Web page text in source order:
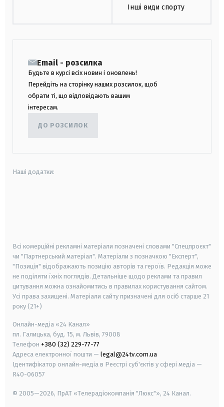
Інші види спорту
Email - розсилка
Будьте в курсі всіх новин і оновлень!
Перейдіть на сторінку наших розсилок, щоб
обрати ті, що відповідають вашим
інтересам.
ДО РОЗСИЛОК
Наші додатки:
Всі комерційні рекламні матеріали позначені словами "Спецпроєкт"
чи "Партнерський матеріал". Матеріали з позначкою "Експерт",
"Позиція" відображають позицію авторів та героїв. Редакція може
не поділяти їхніх поглядів. Детальніше щодо реклами та правил
цитування можна ознайомитись в правилах користування сайтом.
Усі права захищені. Матеріали сайту призначені для осіб старше 21
року (21+)
Онлайн-медіа «24 Канал»
пл. Галицька, буд. 15, м. Львів, 79008
Телефон +380 (32) 229-77-77
Адреса електронної пошти — legal@24tv.com.ua
Ідентифікатор онлайн-медіа в Реєстрі суб'єктів у сфері медіа —
R40-06057
© 2005—2026, ПрАТ «Телерадіокомпанія "Люкс"», 24 Канал.